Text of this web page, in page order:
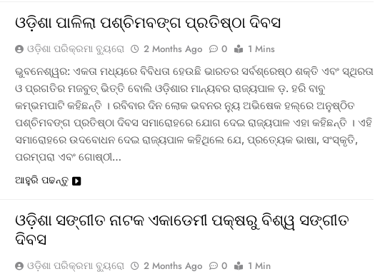
ଓଡ଼ିଶା ପାଳିଲା ପଶ୍ଚିମବଙ୍ଗ ପ୍ରତିଷ୍ଠା ଦିବସ
ଓଡ଼ିଶା ପରିକ୍ରମା ବ୍ୟୁରୋ 2 Months Ago 0
1 Mins
ଭୁବନେଶ୍ୱର: ଏକତା ମଧ୍ୟରେ ବିବିଧତା ହେଉଛି ଭାରତର ସର୍ବଶ୍ରେଷ୍ଠ ଶକ୍ତି ଏବଂ ସ୍ଥିରତା
ଓ ପ୍ରଗତିର ମଜବୁତ୍ ଭିତ୍ତି ବୋଲି ଓଡ଼ିଶାର ମାନ୍ୟବର ରାଜ୍ୟପାଳ ଡ଼. ହରି ବାବୁ
କମ୍ଭମପାଟି କହିଛନ୍ତି । ରବିବାର ଦିନ ଲୋକ ଭବନର ନ୍ୟୁ ଅଭିଷେକ ହଲ୍‌ରେ ଅନୁଷ୍ଠିତ
ପଶ୍ଚିମବଙ୍ଗ ପ୍ରତିଷ୍ଠା ଦିବସ ସମାରୋହରେ ଯୋଗ ଦେଇ ରାଜ୍ୟପାଳ ଏହା କହିଛନ୍ତି । ଏହି
ସମାରୋହରେ ଉଦବୋଧନ ଦେଇ ରାଜ୍ୟପାଳ କହିଥିଲେ ଯେ, ପ୍ରତ୍ୟେକ ଭାଷା, ସଂସ୍କୃତି,
ପରମ୍ପରା ଏବଂ ଗୋଷ୍ଠୀ…
ଆହୁରି ପଢନ୍ତୁ
ଓଡ଼ିଶା ସଙ୍ଗୀତ ନାଟକ ଏକାଡେମୀ ପକ୍ଷରୁ ବିଶ୍ୱ ସଙ୍ଗୀତ
ଦିବସ
ଓଡ଼ିଶା ପରିକ୍ରମା ବ୍ୟୁରୋ 2 Months Ago 0 1 Min